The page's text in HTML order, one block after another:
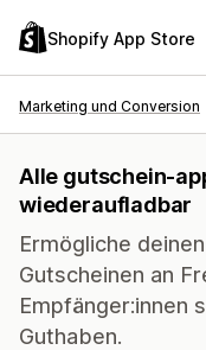
Shopify App Store
Marketing und Conversion
Alle gutschein-
wiederaufladbar
Ermögliche
Gutscheinen an
Empfänger:innen
Guthaben.